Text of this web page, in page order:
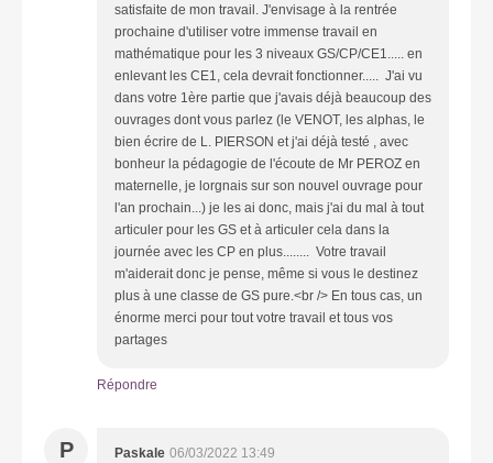
satisfaite de mon travail. J'envisage à la rentrée
prochaine d'utiliser votre immense travail en
mathématique pour les 3 niveaux GS/CP/CE1..... en
enlevant les CE1, cela devrait fonctionner..... J'ai vu
dans votre 1ère partie que j'avais déjà beaucoup des
ouvrages dont vous parlez (le VENOT, les alphas, le
bien écrire de L. PIERSON et j'ai déjà testé , avec
bonheur la pédagogie de l'écoute de Mr PEROZ en
maternelle, je lorgnais sur son nouvel ouvrage pour
l'an prochain...) je les ai donc, mais j'ai du mal à tout
articuler pour les GS et à articuler cela dans la
journée avec les CP en plus........ Votre travail
m'aiderait donc je pense, même si vous le destinez
plus à une classe de GS pure.<br /> En tous cas, un
énorme merci pour tout votre travail et tous vos
partages
Répondre
P Paskale 06/03/2022 13:49